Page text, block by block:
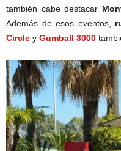
también cabe destacar
Además de esos eventos,
Circle y Gumball 3000